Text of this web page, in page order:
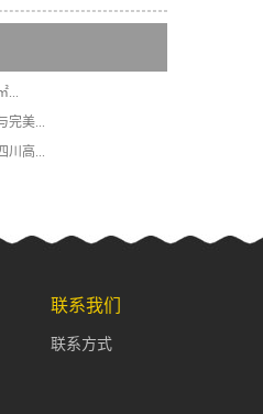
...
完美...
川高...
联系我们
联系方式